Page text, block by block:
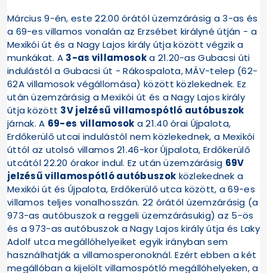
Március 9-én, este 22.00 órától üzemzárásig a 3-as és
a 69-es villamos vonalán az Erzsébet királyné útján - a
Mexikói út és a Nagy Lajos király útja között végzik a
munkákat. A 3-as villamosoka 21.20-as Gubacsi úti
indulástól a Gubacsi út - Rákospalota, MÁV-telep (62-
62A villamosok végállomása) között közlekednek. Ez
után üzemzárásig a Mexikói út és a Nagy Lajos király
útja között 3V jelzésű villamospótló autóbuszok
járnak. A 69-es villamosok a 21.40 órai Újpalota,
Erdőkerülő utcai indulástól nem közlekednek, a Mexikói
úttól az utolsó villamos 21.46-kor Újpalota, Erdőkerülő
utcától 22.20 órakor indul. Ez után üzemzárásig 69V
jelzésű villamospótló autóbuszok közlekednek a
Mexikói út és Újpalota, Erdőkerülő utca között, a 69-es
villamos teljes vonalhosszán. 22 órától üzemzárásig (a
973-as autóbuszok a reggeli üzemzárásukig) az 5-ös
és a 973-as autóbuszok a Nagy Lajos király útja és Laky
Adolf utca megállóhelyeiket egyik irányban sem
használhatják a villamosperonoknál. Ezért ebben a két
megállóban a kijelölt villamospótló megállóhelyeken, a